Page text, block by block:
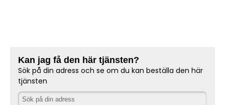
Kan jag få den här tjänsten?
Sök på din adress och se om du kan beställa den här
tjänsten